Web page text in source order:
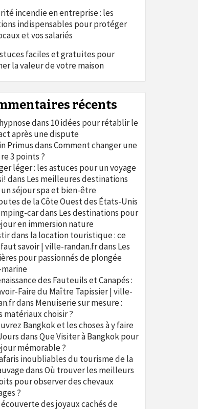
incendie en entreprise : les
indispensables pour protéger
et vos salariés
faciles et gratuites pour
la valeur de votre maison
récents
dans 10 idées pour rétablir le
après une dispute
PrimusdansComment changer une
3 points ?
léger : les astuces pour un voyage
dans Les meilleures destinations
séjour spa et bien-être
de la Côte Ouest des États-Unis
cardans Les destinations pour
en immersion nature
dans la location touristique : ce
savoir | ville-randan.frdans Les
pour passionnés de plongée
des Fauteuils et Canapés :
Faire du Maître Tapissier | ville-
dans Menuiserie sur mesure :
matériaux choisir ?
Bangkok et les choses à y faire
dansQue Visiter à Bangkok pour
mémorable ?
inoubliables du tourisme de la
dansOù trouver les meilleurs
pour observer des chevaux
?
des joyaux cachés de